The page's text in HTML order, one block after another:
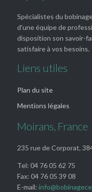
Spécialistes du
d'une équipe de
disposition son savoir-
satisfaire à vos besoins.
Liens utiles
Plan du site
Mentions légales
Moirans, France
235 rue de Corporat,
Tel: 04 76 05 62 75
Fax: 04 76 05 39 08
E-mail: